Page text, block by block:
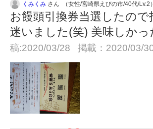
くみくみ さん （女性/宮崎県えびの市/40代/Lv.2）
お饅頭引換券当選したの
迷いました(笑) 美味しか
稿:2020/03/28 掲載：2020/03/30